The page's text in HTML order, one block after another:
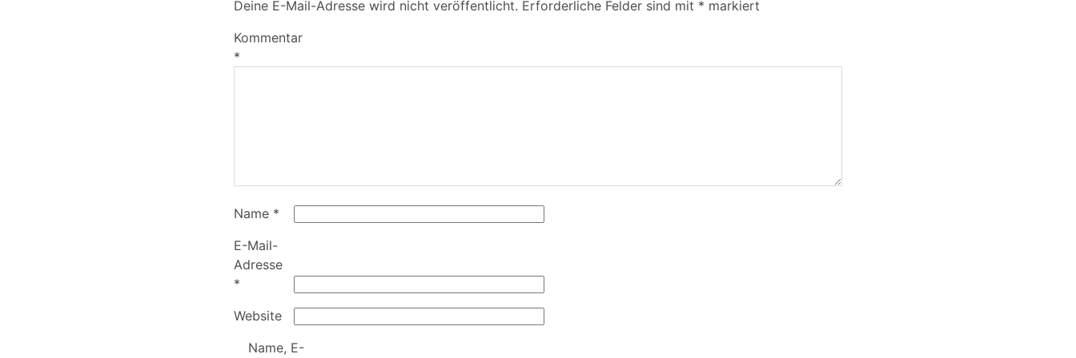
Deine E-Mail-Adresse wird nicht veröffentlicht. Erforderliche Felder sind mit * markiert
Kommentar
*
Name *
E-Mail-
Adresse
*
Website
Name, E-